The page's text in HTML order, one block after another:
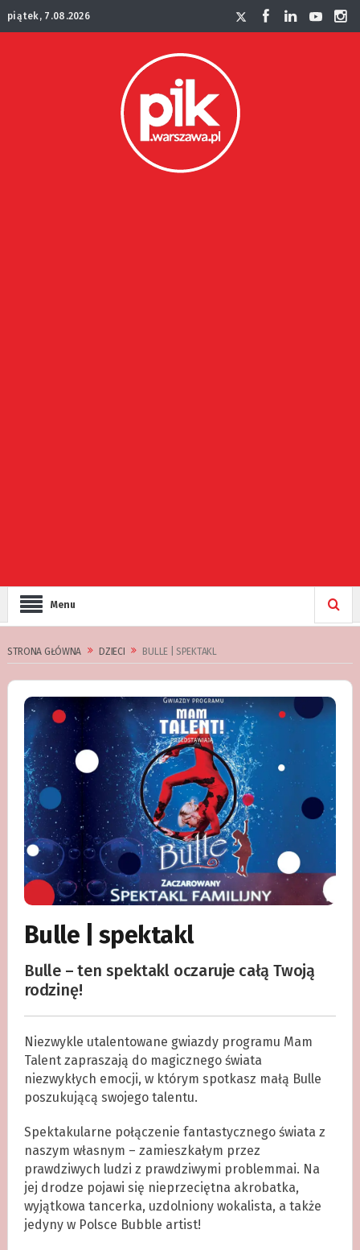
piątek, 7.08.2026
Menu
STRONA GŁÓWNA DZIECI BULLE | SPEKTAKL
Bulle | spektakl
Bulle – ten spektakl oczaruje całą Twoją
rodzinę!
Niezwykle utalentowane gwiazdy programu Mam
Talent zapraszają do magicznego świata
niezwykłych emocji, w którym spotkasz małą Bulle
poszukującą swojego talentu.
Spektakularne połączenie fantastycznego świata z
naszym własnym – zamieszkałym przez
prawdziwych ludzi z prawdziwymi problemmai. Na
jej drodze pojawi się nieprzeciętna akrobatka,
wyjątkowa tancerka, uzdolniony wokalista, a także
jedyny w Polsce Bubble artist!